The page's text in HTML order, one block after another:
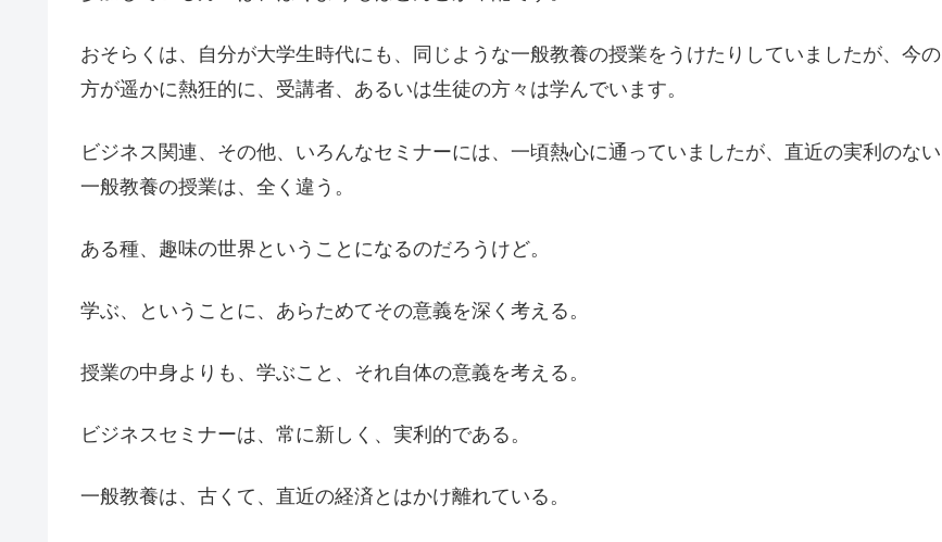
おそらくは、自分が大学生時代にも、同じような一般教養の授業をうけたりしていましたが、今の
方が遥かに熱狂的に、受講者、あるいは生徒の方々は学んでいます。
ビジネス関連、その他、いろんなセミナーには、一頃熱心に通っていましたが、直近の実利のない
一般教養の授業は、全く違う。
ある種、趣味の世界ということになるのだろうけど。
学ぶ、ということに、あらためてその意義を深く考える。
授業の中身よりも、学ぶこと、それ自体の意義を考える。
ビジネスセミナーは、常に新しく、実利的である。
一般教養は、古くて、直近の経済とはかけ離れている。